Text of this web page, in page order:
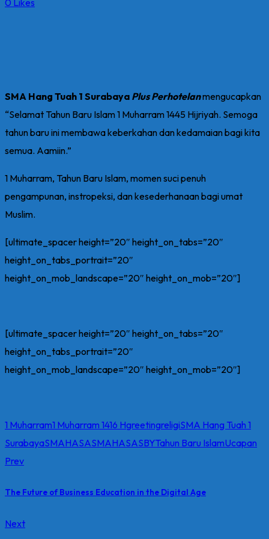
SMA Hang Tuah 1 Surabaya Plus Perhotelanmengucapkan
“Selamat Tahun Baru Islam 1 Muharram 1445 Hijriyah. Semoga
tahun baru ini membawa keberkahan dan kedamaian bagi kita
semua. Aamiin.”
1 Muharram, Tahun Baru Islam, momen suci penuh
pengampunan, instropeksi, dan kesederhanaan bagi umat
Muslim.
[ultimate_spacer height=”20″ height_on_tabs=”20″
height_on_tabs_portrait=”20″
height_on_mob_landscape=”20″ height_on_mob=”20″]
[ultimate_spacer height=”20″ height_on_tabs=”20″
height_on_tabs_portrait=”20″
height_on_mob_landscape=”20″ height_on_mob=”20″]
1 Muharram1 Muharram 1416 HgreetingreligiSMA Hang Tuah 1
SurabayaSMAHASASMAHASASBYTahun Baru IslamUcapan
Prev
The Future of Business Education in the Digital Age
Next